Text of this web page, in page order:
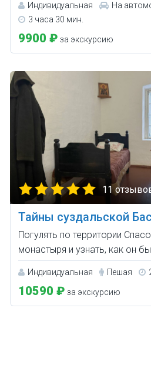
Индивидуальная
На
3 часа 30 мин.
9900 ₽ за экскурсию
11
Тайны суздальской
Погулять по территории
монастыря и узнать, как он
Индивидуальная Пешая
10590 ₽ за экскурсию